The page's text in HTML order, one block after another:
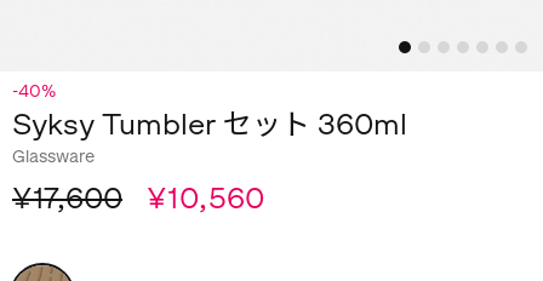
-40%
Syksy Tumbler セット 360ml
Glassware
¥17,600 ¥10,560